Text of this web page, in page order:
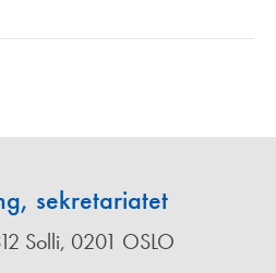
sekretariatet
Solli, 0201 OSLO